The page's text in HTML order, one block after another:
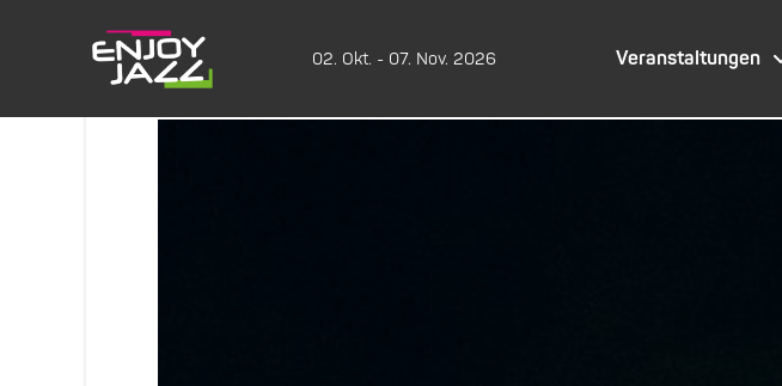
02. Okt. - 07. Nov. 2026 Veranstaltungen